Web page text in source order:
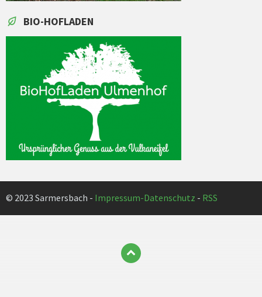
BIO-HOFLADEN
© 2023 Sarmersbach - Impressum-Datenschutz - RSS